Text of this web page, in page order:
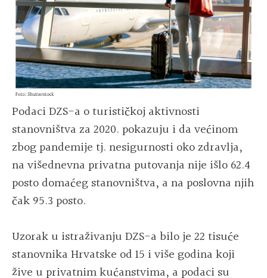
Podaci DZS-a o turističkoj aktivnosti
stanovništva za 2020. pokazuju i da većinom
zbog pandemije tj. nesigurnosti oko zdravlja,
na višednevna privatna putovanja nije išlo 62.4
posto domaćeg stanovništva, a na poslovna njih
čak 95.3 posto.
Uzorak u istraživanju DZS-a bilo je 22 tisuće
stanovnika Hrvatske od 15 i više godina koji
žive u privatnim kućanstvima, a podaci su